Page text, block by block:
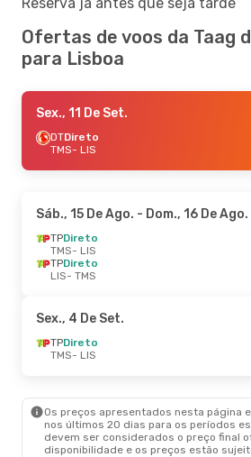
Ofertas de voos da Taag
para Lisboa
Sex., 11 De Set.
DTDireto
TMS- LIS
Sáb., 15 De Ago. - Dom., 16 De Ago.
TPDireto
TMS- LIS
TPDireto
LIS- TMS
Sex., 4 De Set.
TPDireto
TMS- LIS
Os preços apresentados nesta página
nos últimos 20 dias para os períodos
devem ser considerados o preço final
disponibilidade e os preços estão